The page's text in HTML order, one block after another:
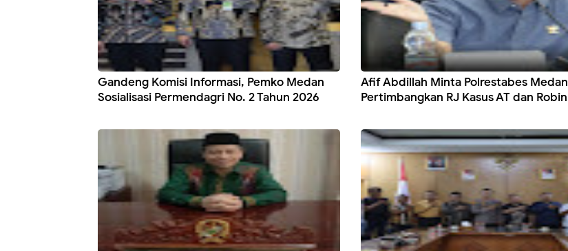
Gandeng Komisi Informasi, Pemko Medan
Sosialisasi Permendagri No. 2 Tahun 2026
Afif Abdillah Minta Polrestabes Medan
Pertimbangkan RJ Kasus AT dan Robin